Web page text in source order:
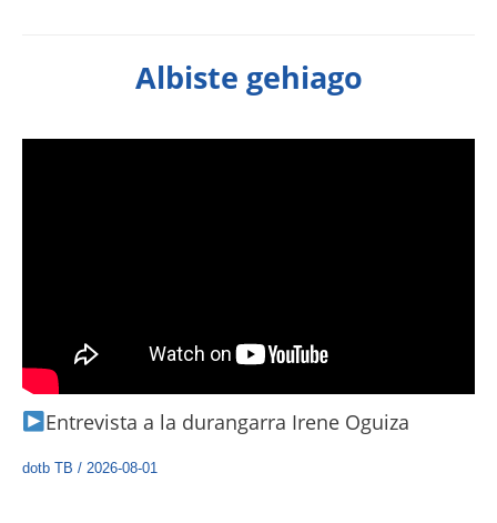
Albiste gehiago
Entrevista a la durangarra Irene Oguiza
dotb TB / 2026-08-01